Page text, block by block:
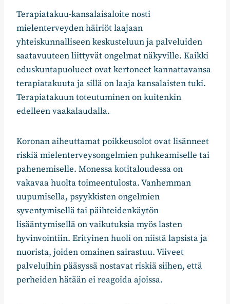
Terapiatakuu-kansalaisaloite nosti
mielenterveyden häiriöt laajaan
yhteiskunnalliseen keskusteluun ja palveluiden
saatavuuteen liittyvät ongelmat näkyville. Kaikki
eduskuntapuolueet ovat kertoneet kannattavansa
terapiatakuuta ja sillä on laaja kansalaisten tuki.
Terapiatakuun toteutuminen on kuitenkin
edelleen vaakalaudalla.
Koronan aiheuttamat poikkeusolot ovat lisänneet
riskiä mielenterveysongelmien puhkeamiselle tai
pahenemiselle. Monessa kotitaloudessa on
vakavaa huolta toimeentulosta. Vanhemman
uupumisella, psyykkisten ongelmien
syventymisellä tai päihteidenkäytön
lisääntymisellä on vaikutuksia myös lasten
hyvinvointiin. Erityinen huoli on niistä lapsista ja
nuorista, joiden omainen sairastuu. Viiveet
palveluihin pääsyssä nostavat riskiä siihen, että
perheiden hätään ei reagoida ajoissa.